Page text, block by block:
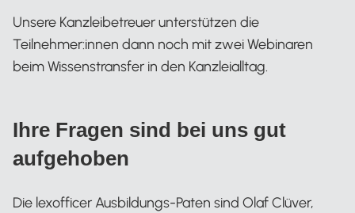
Unsere Kanzleibetreuer unterstützen die
Teilnehmer:innen dann noch mit zwei Webinaren
beim Wissenstransfer in den Kanzleialltag.
Ihre Fragen sind bei uns gut
aufgehoben
Die lexofficer Ausbildungs-Paten sind Olaf Clüver,